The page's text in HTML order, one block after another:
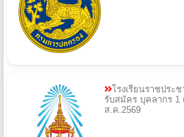
โรงเรียนราชประ
รับสมัคร บุคลากร 1
ส.ค.2569